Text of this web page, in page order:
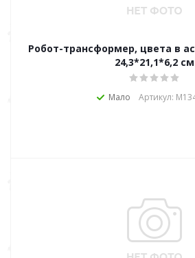
Робот-трансформер, цвета в
24,3*21,1*6,2 см
Мало Артикул: